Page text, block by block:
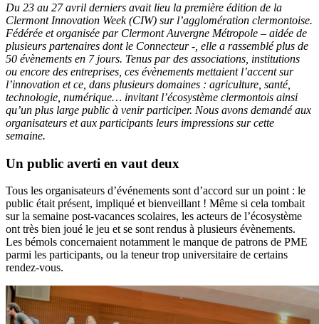
Du 23 au 27 avril derniers avait lieu la première édition de la
Clermont Innovation Week (CIW) sur l’agglomération clermontoise.
Fédérée et organisée par Clermont Auvergne Métropole – aidée de
plusieurs partenaires dont le Connecteur -, elle a rassemblé plus de
50 évènements en 7 jours. Tenus par des associations, institutions
ou encore des entreprises, ces évènements mettaient l’accent sur
l’innovation et ce, dans plusieurs domaines : agriculture, santé,
technologie, numérique… invitant l’écosystème clermontois ainsi
qu’un plus large public à venir participer. Nous avons demandé aux
organisateurs et aux participants leurs impressions sur cette
semaine.
Un public averti en vaut deux
Tous les organisateurs d’événements sont d’accord sur un point : le
public était présent, impliqué et bienveillant ! Même si cela tombait
sur la semaine post-vacances scolaires, les acteurs de l’écosystème
ont très bien joué le jeu et se sont rendus à plusieurs évènements.
Les bémols concernaient notamment le manque de patrons de PME
parmi les participants, ou la teneur trop universitaire de certains
rendez-vous.